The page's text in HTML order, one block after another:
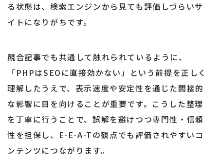
る状態は、検索エンジンから見ても評価しづらいサ
イトになりがちです。
競合記事でも共通して触れられているように、
「PHPはSEOに直接効かない」という前提を正しく
理解したうえで、表示速度や安定性を通じた間接的
な影響に目を向けることが重要です。こうした整理
を丁寧に行うことで、誤解を避けつつ専門性・信頼
性を担保し、E-E-A-Tの観点でも評価されやすいコ
ンテンツにつながります。